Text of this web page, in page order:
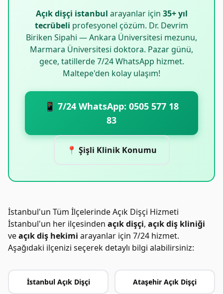
Açık dişçi istanbul arayanlar için 35+ yıl
tecrübeli profesyonel çözüm. Dr. Devrim
Biriken Sipahi — Ankara Üniversitesi mezunu,
Marmara Üniversitesi doktora. Pazar günü,
gece, tatillerde 7/24 WhatsApp hizmet.
Maltepe'den kolay ulaşım!
📱 7/24 WhatsApp: 0505 577 18
83
📍 Şişli Klinik Konumu
İstanbul'un Tüm İlçelerinde Açık Dişçi Hizmeti
İstanbul'un her ilçesinden açık dişçi, açık diş kliniği
veaçık diş hekimi arayanlar için 7/24 hizmet.
Aşağıdaki ilçenizi seçerek detaylı bilgi alabilirsiniz:
İstanbul Açık Dişçi Ataşehir Açık Dişçi